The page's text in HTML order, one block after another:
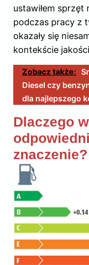
ustawiłem
podczas pracy z
okazały się
kontekście
Zobacz także:
Diesel czy
dla najlepszego
Dlaczego
znaczenie?